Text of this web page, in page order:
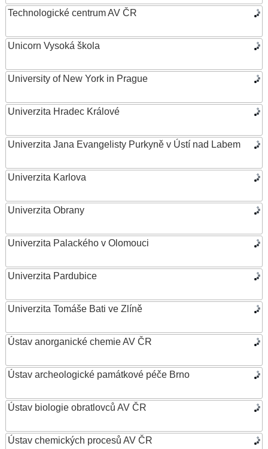
Technologické centrum AV ČR
Unicorn Vysoká škola
University of New York in Prague
Univerzita Hradec Králové
Univerzita Jana Evangelisty Purkyně v Ústí nad Labem
Univerzita Karlova
Univerzita Obrany
Univerzita Palackého v Olomouci
Univerzita Pardubice
Univerzita Tomáše Bati ve Zlíně
Ústav anorganické chemie AV ČR
Ústav archeologické památkové péče Brno
Ústav biologie obratlovců AV ČR
Ústav chemických procesů AV ČR